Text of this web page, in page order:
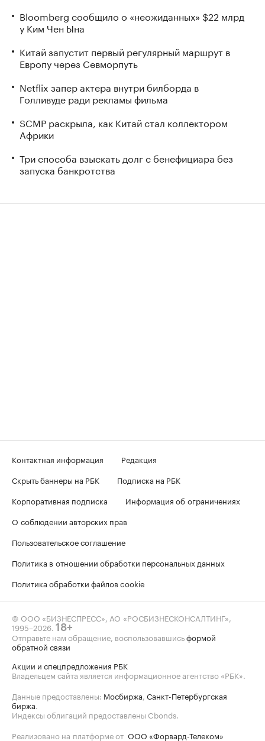
Bloomberg сообщило о «неожиданных» $22 млрд
у Ким Чен Ына
Китай запустит первый регулярный маршрут в
Европу через Севморпуть
Netflix запер актера внутри билборда в
Голливуде ради рекламы фильма
SCMP раскрыла, как Китай стал коллектором
Африки
Три способа взыскать долг с бенефициара без
запуска банкротства
Контактная информация
Редакция
Скрыть баннеры на РБК
Подписка на РБК
Корпоративная подписка
Информация об ограничениях
О соблюдении авторских прав
Пользовательское соглашение
Политика в отношении обработки персональных данных
Политика обработки файлов cookie
© ООО «БИЗНЕСПРЕСС», АО «РОСБИЗНЕСКОНСАЛТИНГ»,
1995–2026 18+
Отправьте нам обращение, воспользовавшисьформой
обратной связи
Акции и спецпредложения РБК
Владельцем сайта является информационное агентство «РБК».
Данные предоставлены: Мосбиржа Санкт-Петербургская
биржа
Индексы облигаций предоставлены Cbonds.
Реализовано на платформе от ООО «Форвард-Телеком»